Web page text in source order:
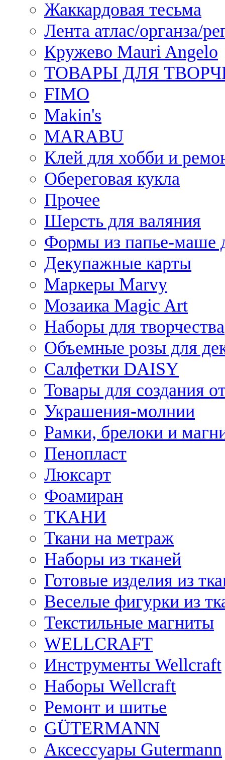
Жаккардовая тесьма
Лента атлас/органза/
Кружево Mauri Angelo
ТОВАРЫ ДЛЯ
FIMO
Makin's
MARABU
Клей для хобби и
Обереговая кукла
Прочее
Шерсть для валяния
Формы из папье-маше
Декупажные карты
Маркеры Marvy
Мозаика Magic Art
Наборы для творчества
Объемные розы для
Салфетки DAISY
Товары для создания
Украшения-молнии
Рамки, брелоки и
Пенопласт
Люксарт
Фоамиран
ТКАНИ
Ткани на метраж
Наборы из тканей
Готовые изделия из
Веселые фигурки из
Текстильные магниты
WELLCRAFT
Инструменты Wellcraft
Наборы Wellcraft
Ремонт и шитье
GÜTERMANN
Аксессуары Gutermann